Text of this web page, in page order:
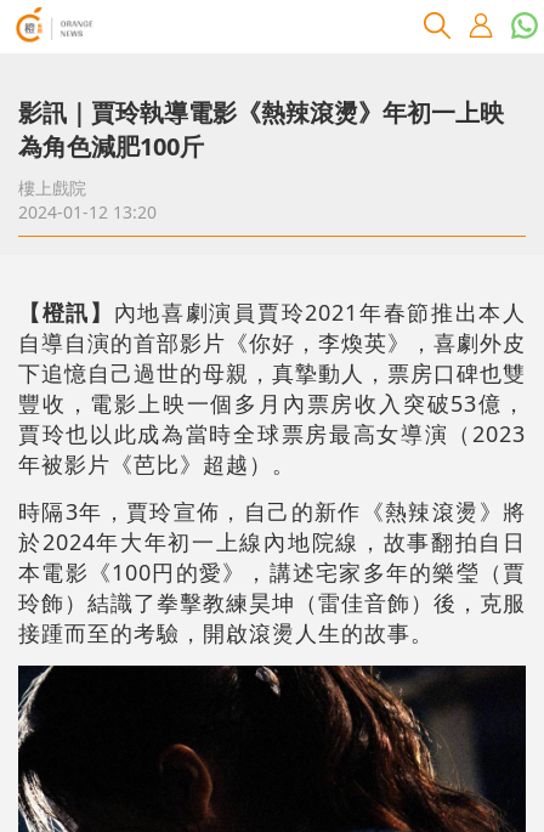
影訊｜賈玲執導電影《熱辣滾燙》年初一上映
為角色減肥100斤
樓上戲院
2024-01-12 13:20
【橙訊】 內地喜劇演員賈玲2021年春節推出本人
自導自演的首部影片《你好，李煥英》，喜劇外皮
下追憶自己過世的母親，真摯動人，票房口碑也雙
豐收，電影上映一個多月內票房收入突破53億，
賈玲也以此成為當時全球票房最高女導演（2023
年被影片《芭比》超越）。
時隔3年，賈玲宣佈，自己的新作《熱辣滾燙》將
於2024年大年初一上線內地院線，故事翻拍自日
本電影《100円的愛》，講述宅家多年的樂瑩（賈
玲飾）結識了拳擊教練昊坤（雷佳音飾）後，克服
接踵而至的考驗，開啟滾燙人生的故事。